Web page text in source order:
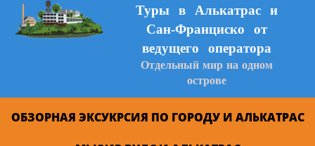
Туры в Алькатрас и
Сан-Франциско от
ведущего оператора
Отдельный мир на одном
острове
ОБЗОРНАЯ ЭКСУКРСИЯ ПО ГОРОДУ И АЛЬКАТРАС